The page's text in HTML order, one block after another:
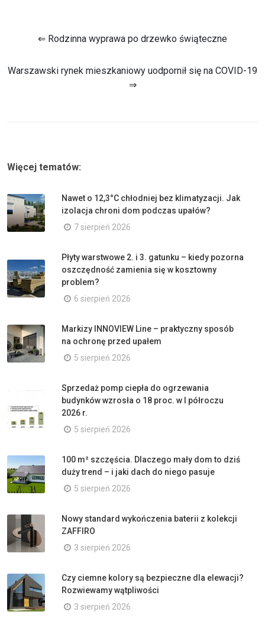
⇐ Rodzinna wyprawa po drzewko świąteczne
Warszawski rynek mieszkaniowy uodpornił się na COVID-19
⇒
Więcej tematów:
Nawet o 12,3°C chłodniej bez klimatyzacji. Jak
izolacja chroni dom podczas upałów?
7 sierpień 2026
Płyty warstwowe 2. i 3. gatunku – kiedy pozorna
oszczędność zamienia się w kosztowny
problem?
6 sierpień 2026
Markizy INNOVIEW Line – praktyczny sposób
na ochronę przed upałem
5 sierpień 2026
Sprzedaż pomp ciepła do ogrzewania
budynków wzrosła o 18 proc. w I półroczu
2026 r.
5 sierpień 2026
100 m² szczęścia. Dlaczego mały dom to dziś
duży trend – i jaki dach do niego pasuje
5 sierpień 2026
Nowy standard wykończenia baterii z kolekcji
ZAFFIRO
3 sierpień 2026
Czy ciemne kolory są bezpieczne dla elewacji?
Rozwiewamy wątpliwości
3 sierpień 2026